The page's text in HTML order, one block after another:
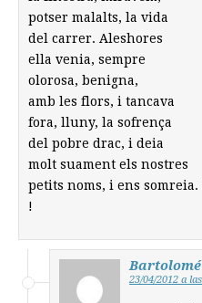
potser malalts, la vida
del carrer. Aleshores
ella venia, sempre
olorosa, benigna,
amb les flors, i tancava
fora, lluny, la sofrença
del pobre drac, i deia
molt suament els nostres
petits noms, i ens
!
23/04/2012 a